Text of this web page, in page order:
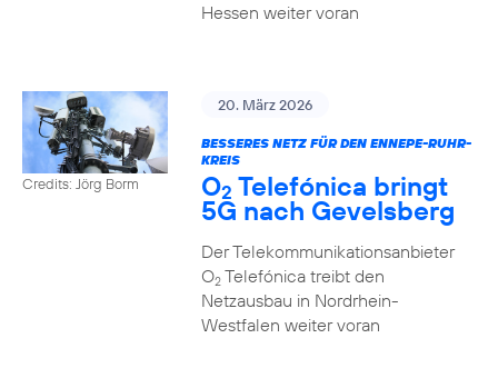
Hessen weiter voran
Credits: Jörg Borm
20. März 2026
BESSERES NETZ FÜR DEN ENNEPE-RUHR-
KREIS
O2 Telefónica bringt
5G nach Gevelsberg
Der Telekommunikationsanbieter
O2Telefónica treibt den
Netzausbau in Nordrhein-
Westfalen weiter voran